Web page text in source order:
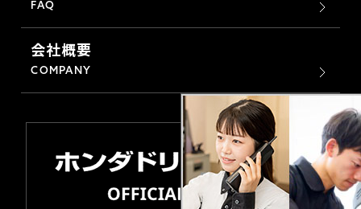
FAQ
会社概要
COMPANY